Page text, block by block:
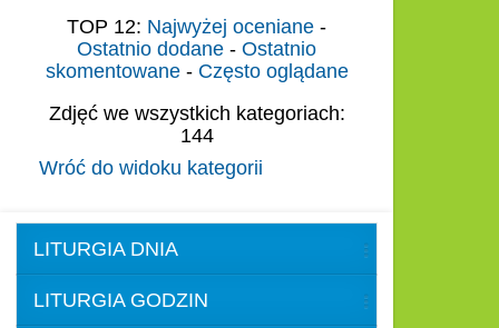
TOP 12: Najwyżej oceniane -
Ostatnio dodane - Ostatnio
skomentowane- Często oglądane
Zdjęć we wszystkich kategoriach:
144
Wróć do widoku kategorii
LITURGIA DNIA
LITURGIA GODZIN